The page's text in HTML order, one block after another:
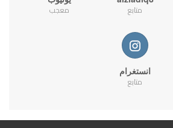
متابع معجب
انستغرام
متابع